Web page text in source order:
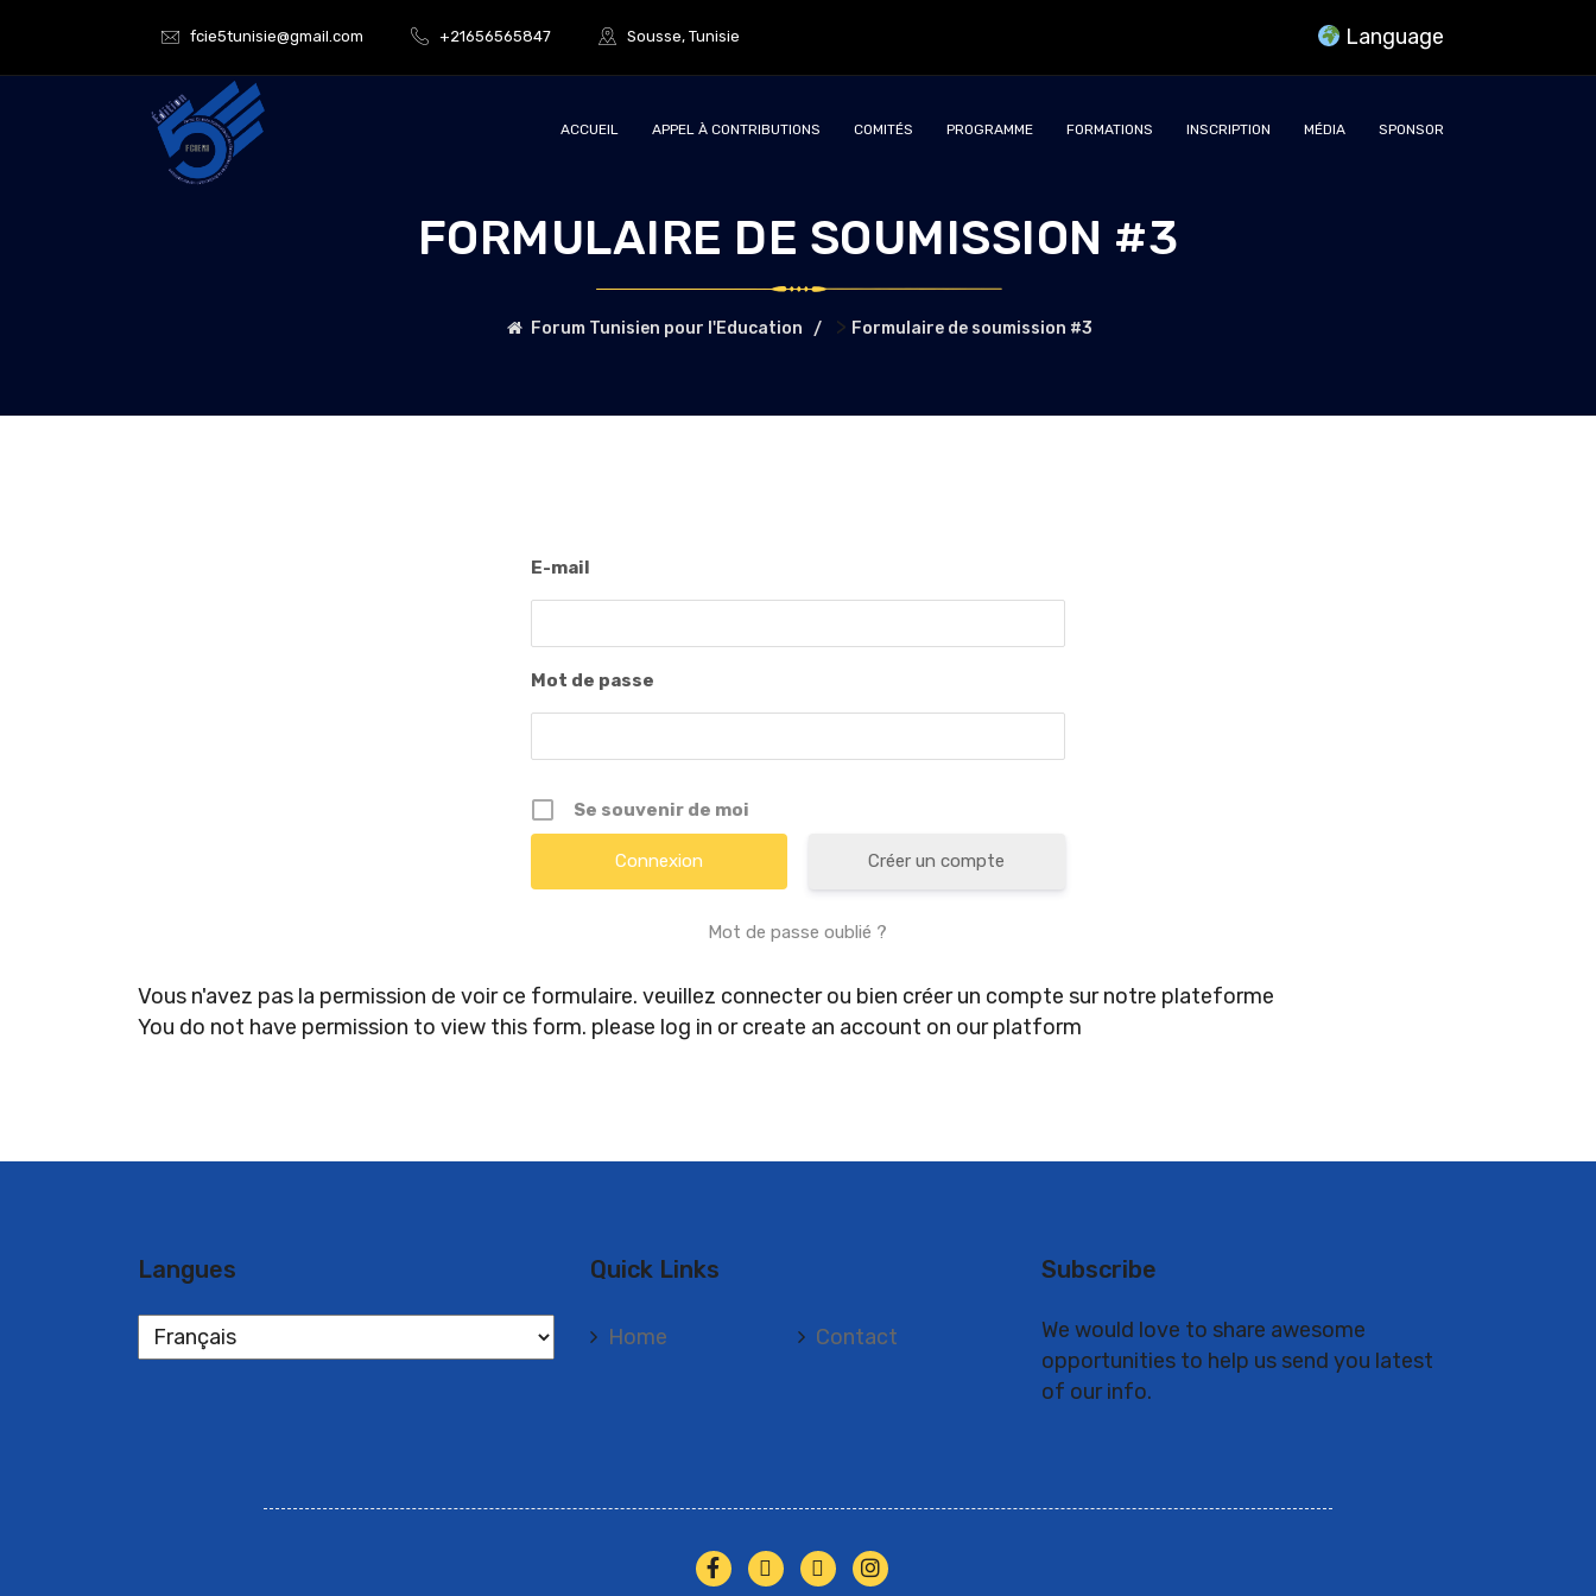
fcie5tunisie@gmail.com +21656565847 Sousse, Tunisie Language
ACCUEIL APPEL À CONTRIBUTIONS COMITÉS PROGRAMME FORMATIONS INSCRIPTION MÉDIA SPONSOR
FORMULAIRE DE SOUMISSION #3
Forum Tunisien pour l'Education > Formulaire de soumission #3
E-mail
Mot de passe
Se souvenir de moi
Créer un compte
Mot de passe oublié ?
Vous n'avez pas la permission de voir ce formulaire. veuillez connecter ou bien créer un compte sur notre plateforme
You do not have permission to view this form. please log in or create an account on our platform
Langues Quick Links
Home Contact
Subscribe
We would love to share awesome
opportunities to help us send you latest
of our info.